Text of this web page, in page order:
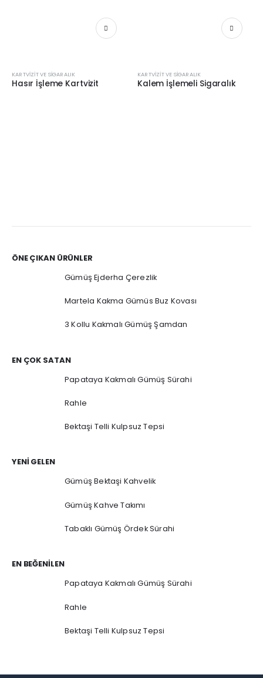
KARTVIZIT VE SIGARALIK
Hasır İşleme Kartvizit
KARTVIZIT VE SIGARALIK
Kalem İşlemeli Sigaralık
ÖNE ÇIKAN ÜRÜNLER
Gümüş Ejderha Çerezlik
Martela Kakma Gümüs Buz Kovası
3 Kollu Kakmalı Gümüş Şamdan
EN ÇOK SATAN
Papataya Kakmalı Gümüş Sürahi
Rahle
Bektaşi Telli Kulpsuz Tepsi
YENI GELEN
Gümüş Bektaşi Kahvelik
Gümüş Kahve Takımı
Tabaklı Gümüş Ördek Sürahi
EN BEĞENILEN
Papataya Kakmalı Gümüş Sürahi
Rahle
Bektaşi Telli Kulpsuz Tepsi